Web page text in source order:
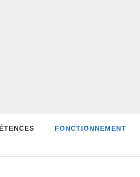
FONCTIONNEMENT